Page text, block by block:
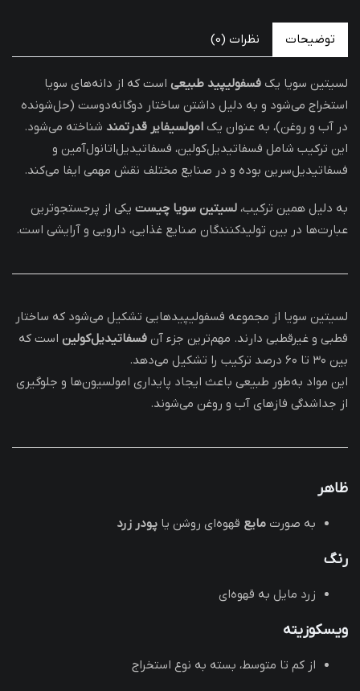
توضیحات نظرات (0)
لسیتین سویا یک فسفولیپید طبیعی است که از دانه‌های سویا
استخراج می‌شود و به دلیل داشتن ساختار دوگانه‌دوست (حل‌شونده
در آب و روغن)، به عنوان یک امولسیفایر قدرتمند شناخته می‌شود.
این ترکیب شامل فسفاتیدیل‌کولین، فسفاتیدیل‌اتانول‌آمین و
فسفاتیدیل‌سرین بوده و در صنایع مختلف نقش مهمی ایفا می‌کند.
به دلیل همین ترکیب، لسیتین سویا چیست یکی از پرجستجوترین
عبارت‌ها در بین تولیدکنندگان صنایع غذایی، دارویی و آرایشی است.
لسیتین سویا از مجموعه فسفولیپیدهایی تشکیل می‌شود که ساختار
قطبی و غیرقطبی دارند. مهم‌ترین جزء آن فسفاتیدیل‌کولین است که
بین ۳۰ تا ۶۰ درصد ترکیب را تشکیل می‌دهد.
این مواد به‌طور طبیعی باعث ایجاد پایداری امولسیون‌ها و جلوگیری
از جداشدگی فازهای آب و روغن می‌شوند.
ظاهر
به صورت مایع قهوه‌ای روشن یا پودر زرد
رنگ
زرد مایل به قهوه‌ای
ویسکوزیته
از کم تا متوسط، بسته به نوع استخراج